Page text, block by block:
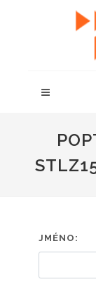
JMÉNO: